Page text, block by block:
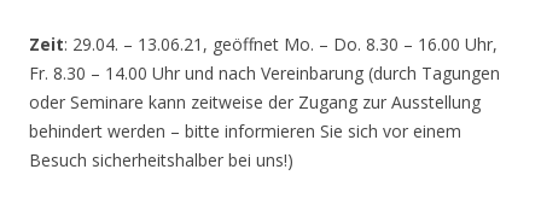
Zeit: 29.04. – 13.06.21, geöffnet Mo. – Do. 8.30 – 16.00 Uhr,
Fr. 8.30 – 14.00 Uhr und nach Vereinbarung (durch Tagungen
oder Seminare kann zeitweise der Zugang zur Ausstellung
behindert werden – bitte informieren Sie sich vor einem
Besuch sicherheitshalber bei uns!)